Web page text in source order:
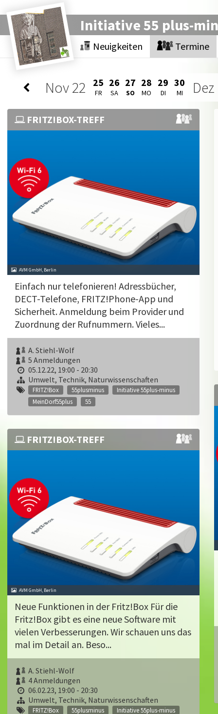
Initiative 55 plus-
Neuigkeiten Termine
Nov22 25
FR
26
SA
27
SO
28
MO
29
DI
30
MI Dez
FRITZ!BOX-TREFF
AVM GmbH, Berlin
Einfach nur telefonieren! Adressbücher,
DECT-Telefone, FRITZ!Phone-App und
Sicherheit. Anmeldung beim Provider und
Zuordnung der Rufnummern. Vieles...
A. Stiehl-Wolf
5 Anmeldungen
05.12.22, 19:00 - 20:30
Umwelt, Technik, Naturwissenschaften
FRITZ!Box 55plusminus
Initiative 55plus-minus
MeinDorf55plus
55
FRITZ!BOX-TREFF
AVM GmbH, Berlin
Neue Funktionen in der Fritz!Box Für die
Fritz!Box gibt es eine neue Software mit
vielen Verbesserungen. Wir schauen uns das
mal im Detail an. Beso...
A. Stiehl-Wolf
4 Anmeldungen
06.02.23, 19:00 - 20:30
Umwelt, Technik, Naturwissenschaften
FRITZ!Box 55plusminus
Initiative 55plus-minus